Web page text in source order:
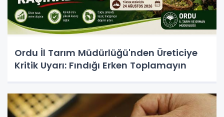
Ordu İl Tarım Müdürlüğü'nden Üreticiye
Kritik Uyarı: Fındığı Erken Toplamayın